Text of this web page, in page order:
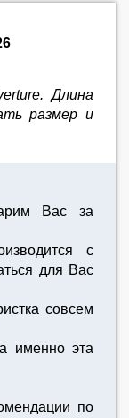
Длина
размер и
Вас за
с
для Вас
совсем
именно эта
по